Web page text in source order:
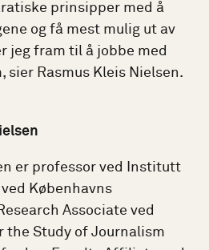
prinsipper med å
og få mest mulig ut av
jeg fram til å jobbe med
sier Rasmus Kleis Nielsen.
er professor ved Institutt
Københavns
Associate ved
the Study of Journalism